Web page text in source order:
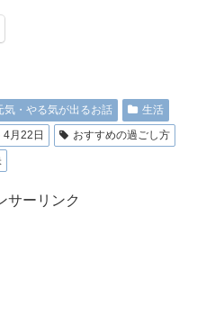
気・やる気が出るお話
生活
4月22日
おすすめの過ごし方
サーリンク